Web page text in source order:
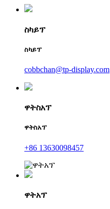
ስካይፕ
ስካይፕ
cobbchan@tp-display.com
ዋትስአፕ
ዋትስአፕ
+86 13630098457
ዋትአፕ